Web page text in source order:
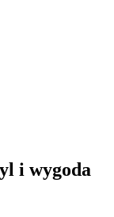
i wygoda